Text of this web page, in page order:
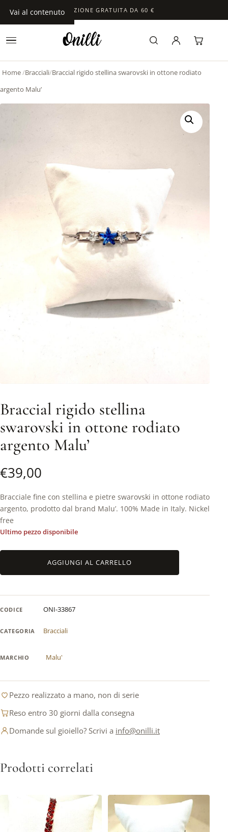
Vai al contenutoSPEDIZIONE GRATUITA DA 60 €
Home /Bracciali/Braccial rigido stellina swarovski in ottone rodiato
argento Malu’
Braccial rigido stellina
swarovski in ottone rodiato
argento Malu’
€39,00
Bracciale fine con stellina e pietre swarovski in ottone rodiato
argento, prodotto dal brand Malu’. 100% Made in Italy. Nickel
free
Ultimo pezzo disponibile
ottone
quantità
AGGIUNGI AL CARRELLO
CODICE ONI-33867
CATEGORIA Bracciali
MARCHIO Malu'
Pezzo realizzato a mano, non di serie
Reso entro 30 giorni dalla consegna
Domande sul gioiello? Scrivi a info@onilli.it
Prodotti correlati